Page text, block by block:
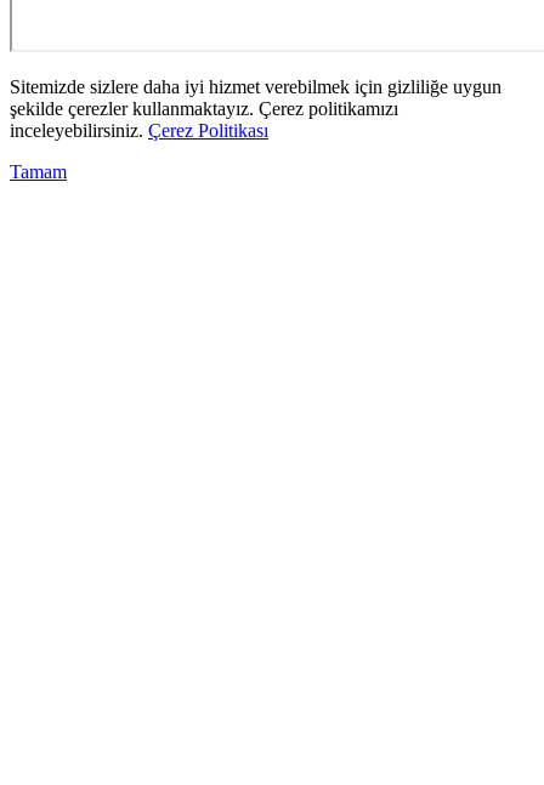
Sitemizde sizlere daha iyi hizmet verebilmek için gizliliğe uygun
şekilde çerezler kullanmaktayız. Çerez politikamızı
inceleyebilirsiniz. Çerez Politikası
Tamam